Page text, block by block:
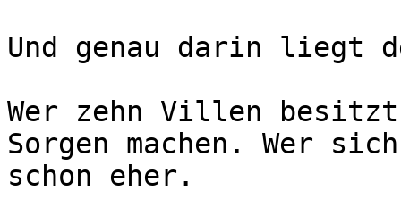
Und genau darin liegt
Wer zehn Villen
Sorgen machen. Wer
schon eher.